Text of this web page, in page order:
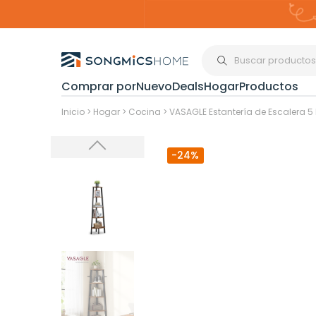
Comprar porNuevoDealsHogarProductos
Organización del
Inicio > Hogar > Cocina > VASAGLE Estantería de Escalera 5
-24%